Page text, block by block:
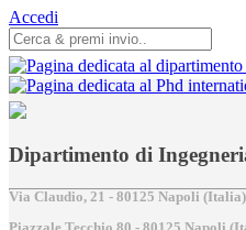
Accedi
Dipartimento di
Via Claudio, 21 - 80125 Napoli (Italia)